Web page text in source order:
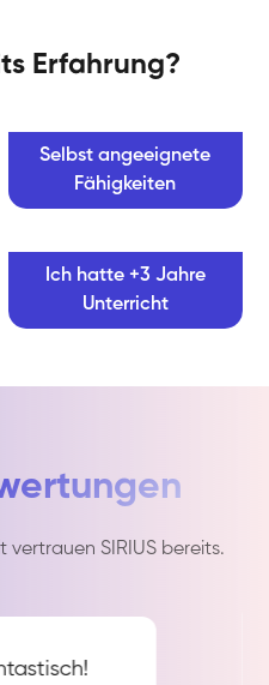
Erfahrung?
Selbst angeeignete
Fähigkeiten
Ich hatte +3 Jahre
Unterricht
vertrauen SIRIUS bereits.